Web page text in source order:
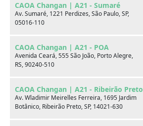
CAOA Changan | A21 - Sumaré
Av. Sumaré, 1221 Perdizes, São Paulo, SP,
05016-110
CAOA Changan | A21 - POA
Avenida Ceará, 555 São João, Porto Alegre,
RS, 90240-510
CAOA Changan | A21 - Ribeirão Preto
Av. Wladimir Meirelles Ferreira, 1695 Jardim
Botânico, Ribeirão Preto, SP, 14021-630
Carros
Marca
Ver estoque